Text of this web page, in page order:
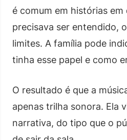
é comum em histórias
precisava ser entendido,
limites. A família pode
tinha esse papel e como
O resultado é que a
apenas trilha sonora. Ela
narrativa, do tipo que o